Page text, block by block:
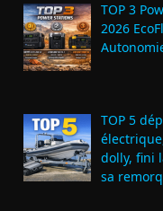
TOP 3
2026
TOP 5
dolly, fini
sa